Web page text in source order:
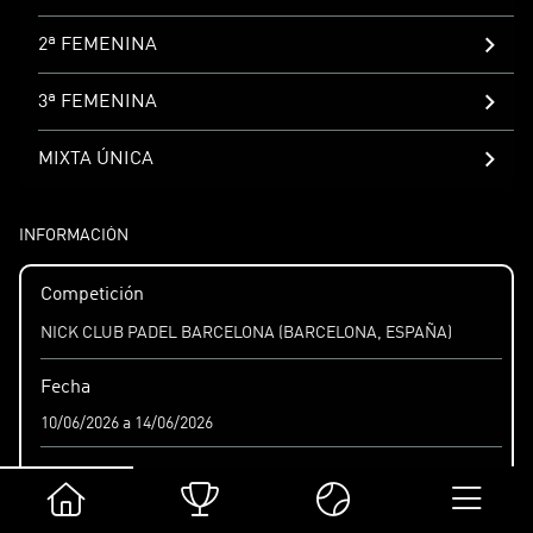
2ª FEMENINA
3ª FEMENINA
MIXTA ÚNICA
INFORMACIÓN
Competición
NICK CLUB PADEL BARCELONA (BARCELONA, ESPAÑA)
Fecha
10/06/2026 a 14/06/2026